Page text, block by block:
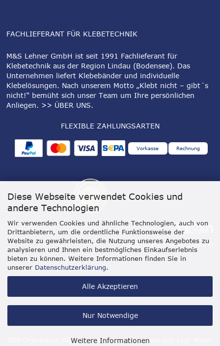
Diese Webseite verwendet Cookies und
andere Technologien
Wir verwenden Cookies und ähnliche Technologien, auch von
Drittanbietern, um die ordentliche Funktionsweise der
Website zu gewährleisten, die Nutzung unseres Angebotes zu
analysieren und Ihnen ein bestmögliches Einkaufserlebnis
bieten zu können. Weitere Informationen finden Sie in
unserer Datenschutzerklärung.
Alle Akzeptieren
Nur Notwendige
Weitere Informationen
FACHLIEFERANT FÜR KLEBETECHNIK
M&S Lehner GmbH ist seit 1991 Fachlieferant für
Klebetechnik aus der Region Lindau (Bodensee). Das
Unternehmen liefert Klebebänder und individuelle
Klebelösungen. Nach unserem Motto „Klebt nicht – gibt´s
nicht!“ bemüht sich unser Team um Ihre persönlichen
Anliegen. >> ÜBER UNS.
FLEXIBLE ZAHLUNGSARTEN
Vorkasse Rechnung
B2B Onlineshop: Alle genannten Preise verstehen sich zzgl. MwSt.